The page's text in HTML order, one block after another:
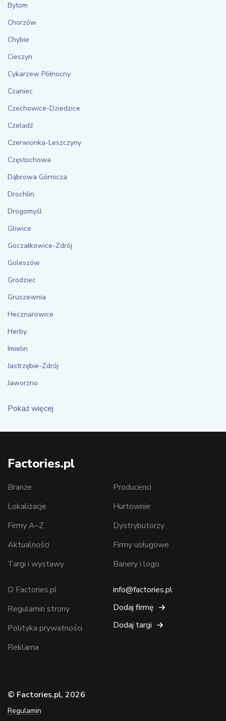
Bytom
Chorzów
Chybie
Cieszyn
Cykarzew Północny
Czaniec
Czechowice-Dziedzice
Czeladź
Czerwionka-Leszczyny
Częstochowa
Dąbrowa Górnicza
Drochlin
Drogomyśl
Gliwice
Goczałkowice-Zdrój
Goleszów
Grodziec
Gruszewnia
Hecznarowice
Herby
Imielin
Jastrzębie-Zdrój
Jaworzno
Pokaż więcej
Factories.pl
Branże
Lokalizacje
Firmy A–Z
Aktualności
Targi i wystawy
Producenci
Hurtownie
Dystrybutorzy
Firmy usługowe
Banery i logo
O Factories.pl
Regulamin strony
Polityka prywatności
Reklama
info@factories.pl
Dodaj firmę
Dodaj targi
© Factories.pl, 2026
Regulamin